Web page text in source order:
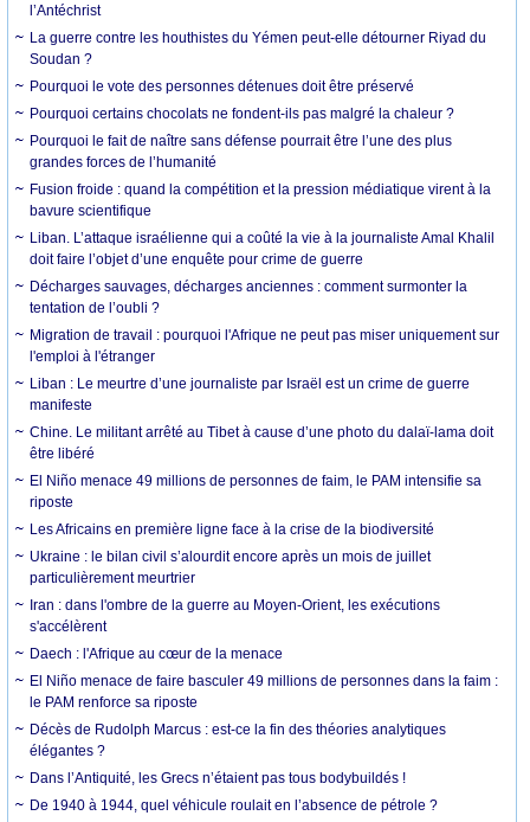
l’Antéchrist
La guerre contre les houthistes du Yémen peut-elle détourner Riyad du
Soudan ?
Pourquoi le vote des personnes détenues doit être préservé
Pourquoi certains chocolats ne fondent-ils pas malgré la chaleur ?
Pourquoi le fait de naître sans défense pourrait être l’une des plus
grandes forces de l’humanité
Fusion froide : quand la compétition et la pression médiatique virent à la
bavure scientifique
Liban. L’attaque israélienne qui a coûté la vie à la journaliste Amal Khalil
doit faire l’objet d’une enquête pour crime de guerre
Décharges sauvages, décharges anciennes : comment surmonter la
tentation de l’oubli ?
Migration de travail : pourquoi l'Afrique ne peut pas miser uniquement sur
l'emploi à l'étranger
Liban : Le meurtre d’une journaliste par Israël est un crime de guerre
manifeste
Chine. Le militant arrêté au Tibet à cause d’une photo du dalaï-lama doit
être libéré
El Niño menace 49 millions de personnes de faim, le PAM intensifie sa
riposte
Les Africains en première ligne face à la crise de la biodiversité
Ukraine : le bilan civil s’alourdit encore après un mois de juillet
particulièrement meurtrier
Iran : dans l'ombre de la guerre au Moyen-Orient, les exécutions
s'accélèrent
Daech : l'Afrique au cœur de la menace
El Niño menace de faire basculer 49 millions de personnes dans la faim :
le PAM renforce sa riposte
Décès de Rudolph Marcus : est-ce la fin des théories analytiques
élégantes ?
Dans l’Antiquité, les Grecs n’étaient pas tous bodybuildés !
De 1940 à 1944, quel véhicule roulait en l’absence de pétrole ?